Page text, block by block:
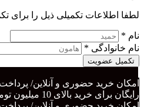
لطفا اطلاعات تکمیلی ذیل را برای
نام *
نام خانوادگی *
تکمیل عضویت
امکان خرید حضوری و آنلاین/
رایگان برای خرید بالای 10 میلیون تومان /